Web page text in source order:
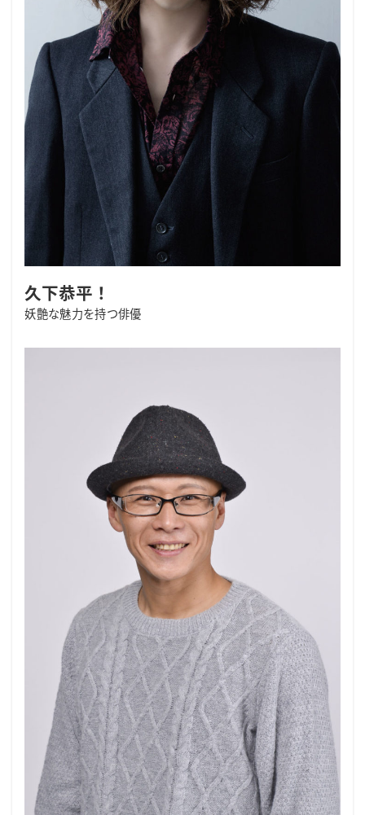
久下恭平！
妖艶な魅力を持つ俳優